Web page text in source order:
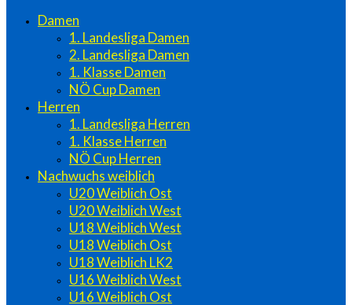
Damen
1. Landesliga Damen
2. Landesliga Damen
1. Klasse Damen
NÖ Cup Damen
Herren
1. Landesliga Herren
1. Klasse Herren
NÖ Cup Herren
Nachwuchs weiblich
U20 Weiblich Ost
U20 Weiblich West
U18 Weiblich West
U18 Weiblich Ost
U18 Weiblich LK2
U16 Weiblich West
U16 Weiblich Ost